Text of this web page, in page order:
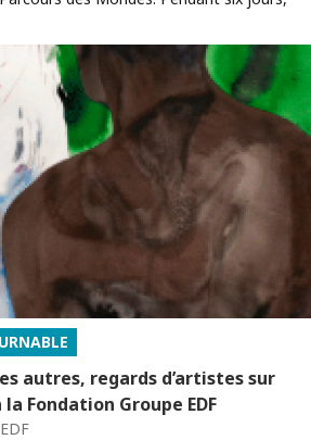
autres, regards d’artistes sur
Fondation Groupe EDF